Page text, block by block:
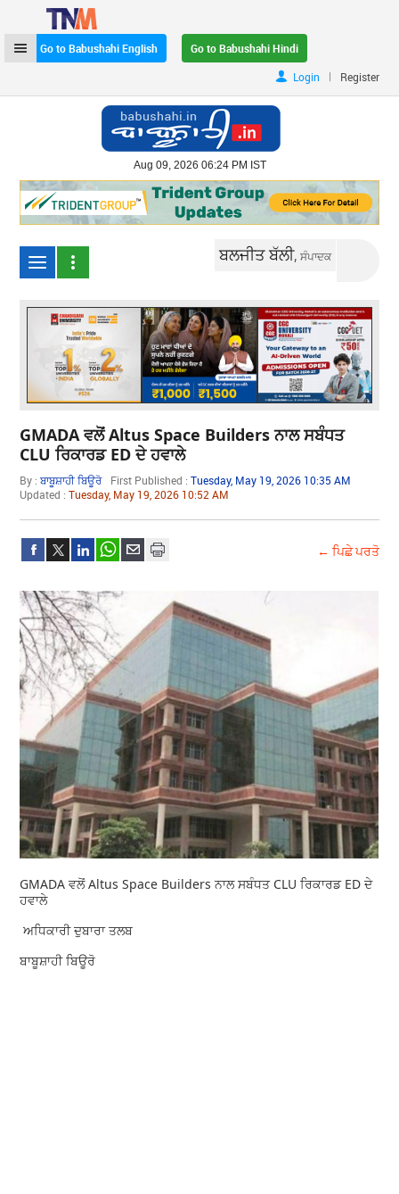
Go to Babushahi English
Go to Babushahi Hindi
Login
| Register
Aug 09, 2026 06:24 PM IST
ਬਲਜੀਤ ਬੱਲੀ,ਸੰਪਾਦਕ
GMADA ਵਲੋਂ Altus Space Builders ਨਾਲ ਸਬੰਧਤ
CLU ਰਿਕਾਰਡ ED ਦੇ ਹਵਾਲੇ
By :ਬਾਬੂਸ਼ਾਹੀ ਬਿਊਰੋ First Published :Tuesday, May 19, 2026 10:35 AM
Updated :Tuesday, May 19, 2026 10:52 AM
← ਪਿਛੇ ਪਰਤੋ
GMADA ਵਲੋਂ Altus Space Builders ਨਾਲ ਸਬੰਧਤ CLU ਰਿਕਾਰਡ ED ਦੇ
ਹਵਾਲੇ
ਅਧਿਕਾਰੀ ਦੁਬਾਰਾ ਤਲਬ
ਬਾਬੂਸ਼ਾਹੀ ਬਿਊਰੋ